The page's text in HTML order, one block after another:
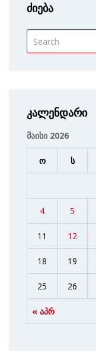
ძიება
კალენდარი
მაისი 2026
ო ს
« აპრ
4 5
11 12
18 19
25 26